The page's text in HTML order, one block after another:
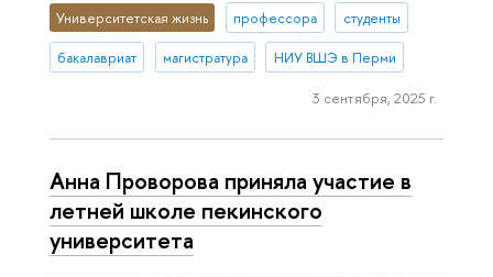
Университетская жизнь профессора студенты
бакалавриат магистратура НИУ ВШЭ в Перми
3 сентября, 2025 г.
Анна Проворова приняла участие в
летней школе пекинского
университета